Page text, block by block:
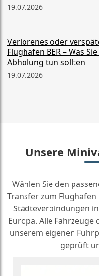
19.07.2026
Verlorenes oder
Flughafen BER – Was
Abholung tun sollten
19.07.2026
Unsere
Wählen Sie den
Transfer zum Flughafen
Städteverbindungen
Europa. Alle Fahrzeuge
unserem eigenen
geprüft